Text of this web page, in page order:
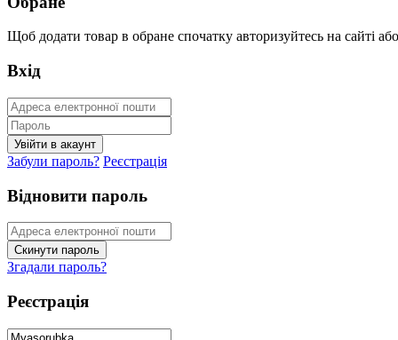
Щоб додати товар в обране спочатку авторизуйтесь на сайті або
Вхід
Забули пароль? Реєстрація
Відновити пароль
Згадали пароль?
Реєстрація